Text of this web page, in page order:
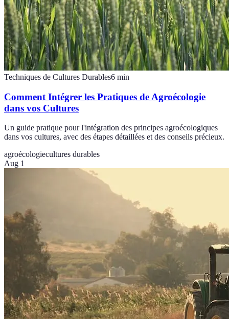
Techniques de Cultures Durables6 min
Comment Intégrer les Pratiques de Agroécologie
dans vos Cultures
Un guide pratique pour l'intégration des principes agroécologiques
dans vos cultures, avec des étapes détaillées et des conseils précieux.
agroécologiecultures durables
Aug 1